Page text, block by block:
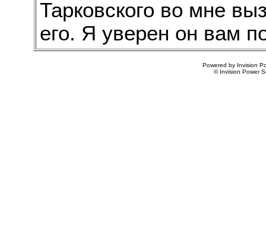
Тарковского во мне
его. Я уверен он вам
Powered by Invision
© Invision Power